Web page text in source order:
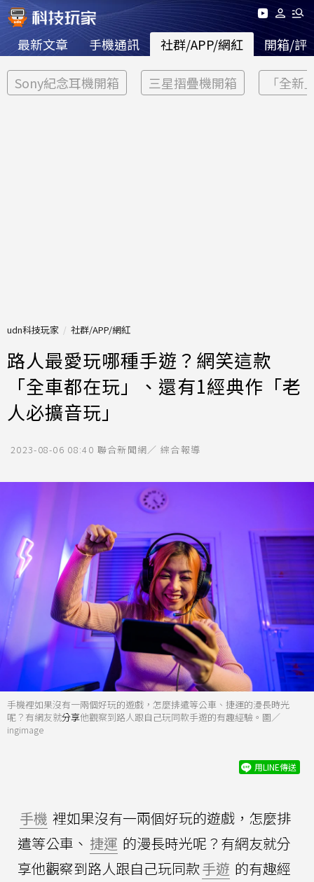
最新文章 手機通訊 社群/APP/網紅 開箱/評
Sony紀念耳機開箱 三星摺疊機開箱 「全新
udn科技玩家 社群/APP/網紅
路人最愛玩哪種手遊？網笑這款
「全車都在玩」、還有1經典作「老
人必擴音玩」
2023-08-06 08:40 聯合新聞網／ 綜合報導
手機裡如果沒有一兩個好玩的遊戲，怎麼排遣等公車、捷運的漫長時光
呢？有網友就分享他觀察到路人跟自己玩同款手遊的有趣經驗。圖／
ingimage
用LINE傳送
手機 裡如果沒有一兩個好玩的遊戲，怎麼排
遣等公車、 捷運 的漫長時光呢？有網友就分
享他觀察到路人跟自己玩同款手遊 的有趣經